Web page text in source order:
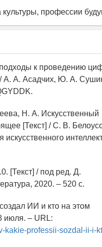
профессии
к проведению
/ А. А. Асадчих, Ю. А.
Н. А. Искусственный
[Текст] / С. В.
[Текст] / под ред. Д.
2020. – 520 с.
ИИ и кто на этом
июля. – URL:
kakie-professii-sozdal-ii-i-